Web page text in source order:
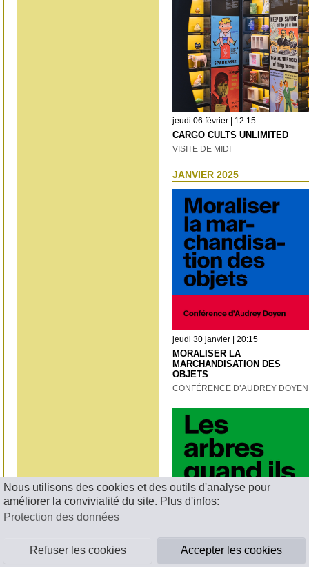
Nous utilisons des cookies et des outils d'analyse pour
améliorer la convivialité du site. Plus d'infos:
Protection des données
Refuser les cookies Accepter les cookies
jeudi 06 février | 12:15
CARGO CULTS UNLIMITED
VISITE DE MIDI
JANVIER 2025
jeudi 30 janvier | 20:15
MORALISER LA
MARCHANDISATION DES
OBJETS
CONFÉRENCE D’AUDREY DOYEN
dimanche 19 janvier | 15:00